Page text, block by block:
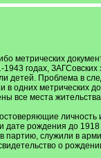
метрических
годах,
детей. Проблема в
одних метрических
все места
рождения до
партию, служили в
о